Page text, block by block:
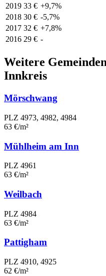
2019 33 € +9,7%
2018 30 € -5,7%
2017 32 € +7,8%
2016 29 € -
Weitere
Innkreis
Mörschwang
PLZ 4973, 4982, 4984
63 €/m²
Mühlheim am Inn
PLZ 4961
63 €/m²
Weilbach
PLZ 4984
63 €/m²
Pattigham
PLZ 4910, 4925
62 €/m²